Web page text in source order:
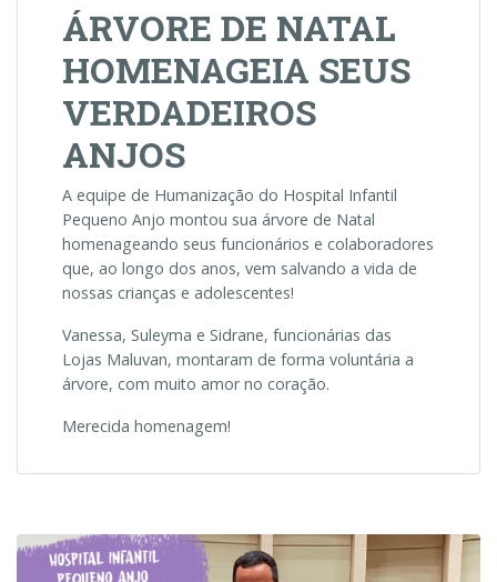
ÁRVORE DE NATAL
HOMENAGEIA SEUS
VERDADEIROS
ANJOS
A equipe de Humanização do Hospital Infantil
Pequeno Anjo montou sua árvore de Natal
homenageando seus funcionários e colaboradores
que, ao longo dos anos, vem salvando a vida de
nossas crianças e adolescentes!
Vanessa, Suleyma e Sidrane, funcionárias das
Lojas Maluvan, montaram de forma voluntária a
árvore, com muito amor no coração.
Merecida homenagem!